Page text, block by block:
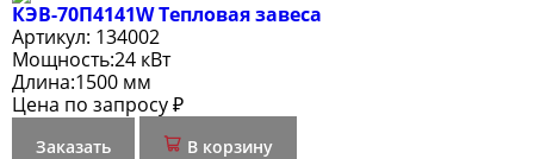
КЭВ-70П4141W Тепловая завеса
Артикул: 134002
Мощность:24 кВт
Длина:1500 мм
Цена по запросу ₽
Заказать В корзину